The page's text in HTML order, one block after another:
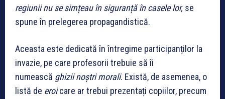
regiunii nu se simțeau în siguranță în casele lor, se
spune în prelegerea propagandistică.
Aceasta este dedicată în întregime participanților la
invazie, pe care profesorii trebuie să îi
numească ghizii noștri morali. Există, de asemenea, o
listă de eroicare ar trebui prezentați copiilor, precum